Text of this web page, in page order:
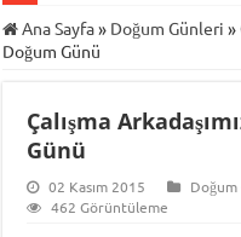
Ana Sayfa» Doğum Günleri »
Doğum Günü
Çalışma
Günü
02 Kasım 2015
462 Görüntüleme